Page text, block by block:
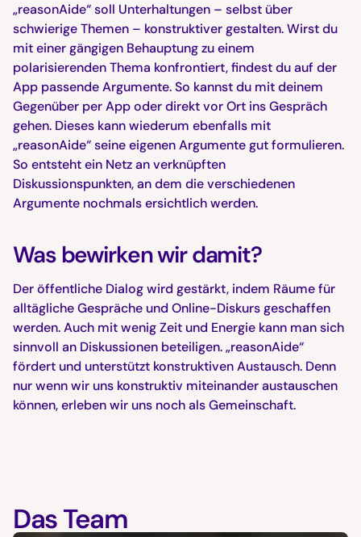
„reasonAide“ soll Unterhaltungen – selbst über
schwierige Themen – konstruktiver gestalten. Wirst du
mit einer gängigen Behauptung zu einem
polarisierenden Thema konfrontiert, findest du auf der
App passende Argumente. So kannst du mit deinem
Gegenüber per App oder direkt vor Ort ins Gespräch
gehen. Dieses kann wiederum ebenfalls mit
„reasonAide“ seine eigenen Argumente gut formulieren.
So entsteht ein Netz an verknüpften
Diskussionspunkten, an dem die verschiedenen
Argumente nochmals ersichtlich werden.
Was bewirken wir damit?
Der öffentliche Dialog wird gestärkt, indem Räume für
alltägliche Gespräche und Online-Diskurs geschaffen
werden. Auch mit wenig Zeit und Energie kann man sich
sinnvoll an Diskussionen beteiligen. „reasonAide“
fördert und unterstützt konstruktiven Austausch. Denn
nur wenn wir uns konstruktiv miteinander austauschen
können, erleben wir uns noch als Gemeinschaft.
Das Team